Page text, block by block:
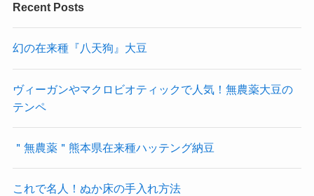
Recent Posts
幻の在来種『八天狗』大豆
ヴィーガンやマクロビオティックで人気！無農薬大豆の
テンペ
＂無農薬＂熊本県在来種ハッテング納豆
これで名人！ぬか床の手入れ方法